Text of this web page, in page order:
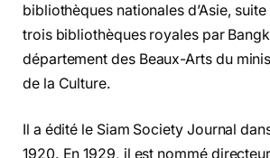
bibliothèques nationales d’Asie,
trois bibliothèques royales par
département des Beaux-Arts du
de la Culture.
Il a édité le Siam Society Journal
1920. En 1929, il est nommé